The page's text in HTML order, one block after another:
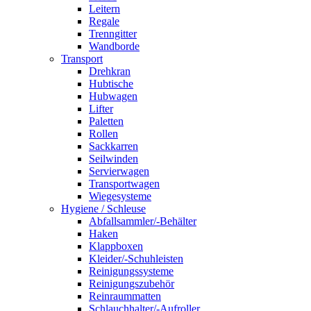
Leitern
Regale
Trenngitter
Wandborde
Transport
Drehkran
Hubtische
Hubwagen
Lifter
Paletten
Rollen
Sackkarren
Seilwinden
Servierwagen
Transportwagen
Wiegesysteme
Hygiene / Schleuse
Abfallsammler/-Behälter
Haken
Klappboxen
Kleider/-Schuhleisten
Reinigungssysteme
Reinigungszubehör
Reinraummatten
Schlauchhalter/-Aufroller